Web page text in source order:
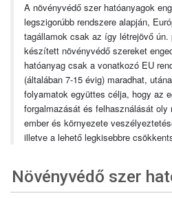
A növényvédő szer hatóanyagok
legszigorúbb rendszere alapján,
tagállamok csak az így létrejövő
készített növényvédő szereket
hatóanyag csak a vonatkozó EU
(általában 7-15 évig) maradhat,
folyamatok együttes célja, hogy az
forgalmazását és felhasználását
ember és környezete
illetve a lehető legkisebbre
Növényvédő szer